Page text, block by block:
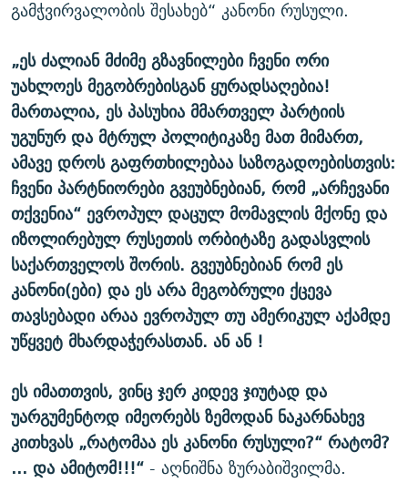
გამჭვირვალობის შესახებ“ კანონი რუსული.
„ეს ძალიან მძიმე გზავნილები ჩვენი ორი
უახლოეს მეგობრებისგან ყურადსაღებია!
მართალია, ეს პასუხია მმართველ პარტიის
უგუნურ და მტრულ პოლიტიკაზე მათ მიმართ,
ამავე დროს გაფრთხილებაა საზოგადოებისთვის:
ჩვენი პარტნიორები გვეუბნებიან, რომ „არჩევანი
თქვენია“ ევროპულ დაცულ მომავლის მქონე და
იზოლირებულ რუსეთის ორბიტაზე გადასვლის
საქართველოს შორის. გვეუბნებიან რომ ეს
კანონი(ები) და ეს არა მეგობრული ქცევა
თავსებადი არაა ევროპულ თუ ამერიკულ აქამდე
უწყვეტ მხარდაჭერასთან. ან ან !
ეს იმათთვის, ვინც ჯერ კიდევ ჯიუტად და
უარგუმენტოდ იმეორებს ზემოდან ნაკარნახევ
კითხვას „რატომაა ეს კანონი რუსული?“ რატომ?
… და ამიტომ!!!“- აღნიშნა ზურაბიშვილმა.